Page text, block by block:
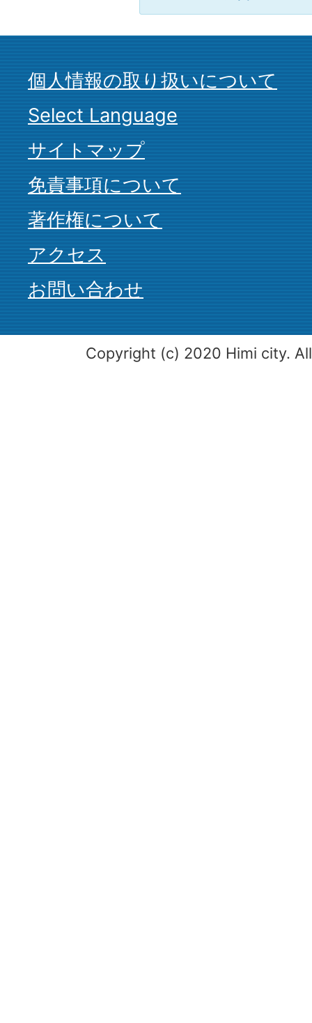
個人情報の取り扱いについて
Select Language
サイトマップ
免責事項について
著作権について
アクセス
お問い合わせ
Copyright (c) 2020 Himi city.